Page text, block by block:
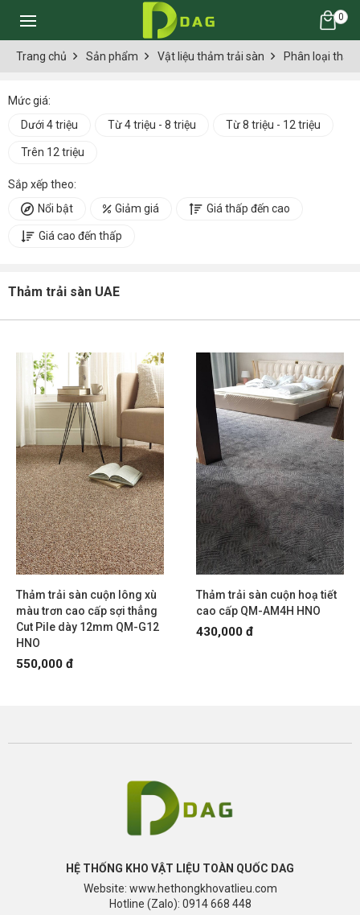
0
Trang chủ Sản phẩm Vật liệu thảm trải sàn Phân loại
Mức giá:
Dưới 4 triệu
Từ 4 triệu - 8 triệu Từ 8 triệu - 12 triệu
Trên 12 triệu
Sắp xếp theo:
Nổi bật
Giảm giá Giá thấp đến cao
Giá cao đến thấp
Thảm trải sàn UAE
Thảm trải sàn cuộn lông xù
màu trơn cao cấp sợi thẳng
Cut Pile dày 12mm QM-G12
HNO
550,000 đ
Thảm trải sàn cuộn hoạ tiết
cao cấp QM-AM4H HNO
430,000 đ
HỆ THỐNG KHO VẬT LIỆU TOÀN QUỐC DAG
Website: www.hethongkhovatlieu.com
Hotline (Zalo): 0914 668 448